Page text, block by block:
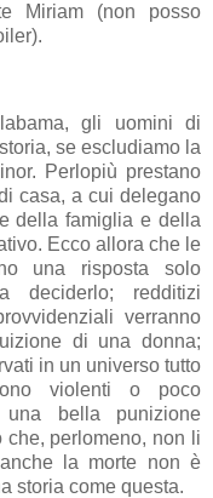
Miriam (non posso
gli uomini di
se escludiamo la
Perlopiù prestano
casa, a cui delegano
della famiglia e della
Ecco allora che le
una risposta solo
redditizi
verranno
di una donna;
in un universo tutto
violenti o poco
bella punizione
perlomeno, non li
la morte non è
storia come questa.